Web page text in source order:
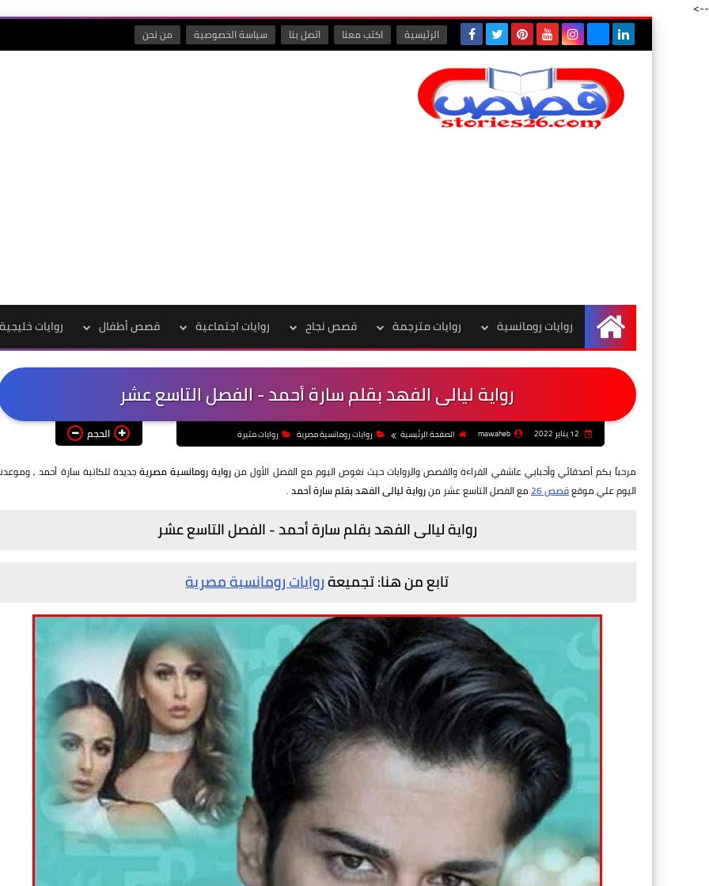
-->
الرئيسية اكتب معنا اتصل بنا سياسة الخصوصية من نحن
الرئيسية
روايات رومانسية روايات مترجمة قصص نجاح روايات اجتماعية قصص أطفال روايات خليجية
رواية ليالى الفهد بقلم سارة أحمد - الفصل التاسع عشر
mawaheb الصفحة الرئيسية روايات رومانسية مصرية روايات مثيرة الحجم
مرحباً بكم أصدقائي وأحبابي عاشقي القراءة والقصص والروايات حيث نغوص اليوم مع الفصل الأول منرواية رومانسية مصريةجديدة للكاتبة سارة أحمد ,
اليوم علي موقعقصص 26 مع الفصل التاسع عشر منرواية ليالى الفهد بقلم سارة أحمد.
رواية ليالى الفهد بقلم سارة أحمد - الفصل التاسع عشر
تابع من هنا: تجميعةروايات رومانسية مصرية